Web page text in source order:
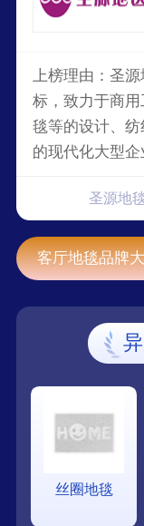
上榜理由：圣
标，致力于商
毯等的设计、
的现代化大型企
圣源地
客厅地毯品牌
丝圈地毯